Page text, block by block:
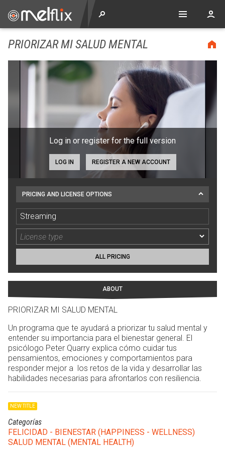
PRIORIZAR MI SALUD MENTAL
Log in or register for the full version
LOG IN REGISTER A NEW ACCOUNT
PRICING AND LICENSE OPTIONS
Streaming
ALL PRICING
ABOUT
PRIORIZAR MI SALUD MENTAL
Un programa que te ayudará a priorizar tu salud mental y
entender su importancia para el bienestar general. El
psicólogo Peter Quarry explica cómo cuidar tus
pensamientos, emociones y comportamientos para
responder mejor a los retos de la vida y desarrollar las
habilidades necesarias para afrontarlos con resiliencia.
NEW TITLE
Categorías
FELICIDAD - BIENESTAR (HAPPINESS - WELLNESS)
SALUD MENTAL (MENTAL HEALTH)